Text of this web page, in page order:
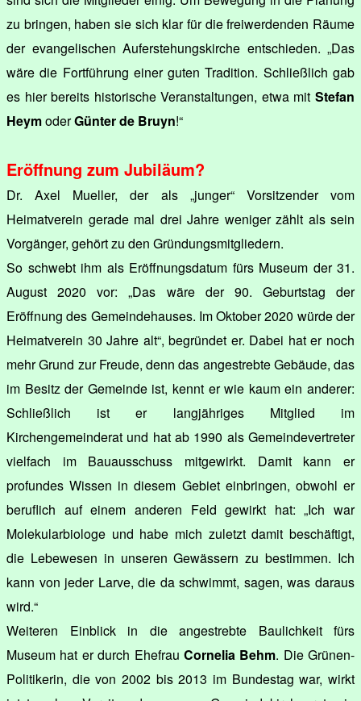
zu bringen, haben sie sich klar für die freiwerdenden Räume
der evangelischen Auferstehungskirche entschieden. „Das
wäre die Fortführung einer guten Tradition. Schließlich gab
es hier bereits historische Veranstaltungen, etwa mit Stefan
HeymoderGünter de Bruyn!“
Eröffnung zum Jubiläum?
Dr. Axel Mueller, der als „junger“ Vorsitzender vom
Heimatverein gerade mal drei Jahre weniger zählt als sein
Vorgänger, gehört zu den Gründungsmitgliedern.
So schwebt ihm als Eröffnungsdatum fürs Museum der 31.
August 2020 vor: „Das wäre der 90. Geburtstag der
Eröffnung des Gemeindehauses. Im Oktober 2020 würde der
Heimatverein 30 Jahre alt“, begründet er. Dabei hat er noch
mehr Grund zur Freude, denn das angestrebte Gebäude, das
im Besitz der Gemeinde ist, kennt er wie kaum ein anderer:
Schließlich ist er langjähriges Mitglied im
Kirchengemeinderat und hat ab 1990 als Gemeindevertreter
vielfach im Bauausschuss mitgewirkt. Damit kann er
profundes Wissen in diesem Gebiet einbringen, obwohl er
beruflich auf einem anderen Feld gewirkt hat: „Ich war
Molekularbiologe und habe mich zuletzt damit beschäftigt,
die Lebewesen in unseren Gewässern zu bestimmen. Ich
kann von jeder Larve, die da schwimmt, sagen, was daraus
wird.“
Weiteren Einblick in die angestrebte Baulichkeit fürs
Museum hat er durch Ehefrau Cornelia Behm. Die Grünen-
Politikerin, die von 2002 bis 2013 im Bundestag war, wirkt